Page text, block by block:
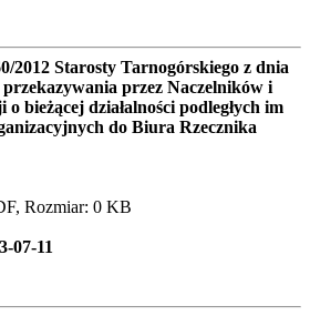
2012 Starosty Tarnogórskiego z dnia
przez Naczelników i
bieżącej działalności podległych im
do Biura Rzecznika
Rozmiar: 0 KB
07-11